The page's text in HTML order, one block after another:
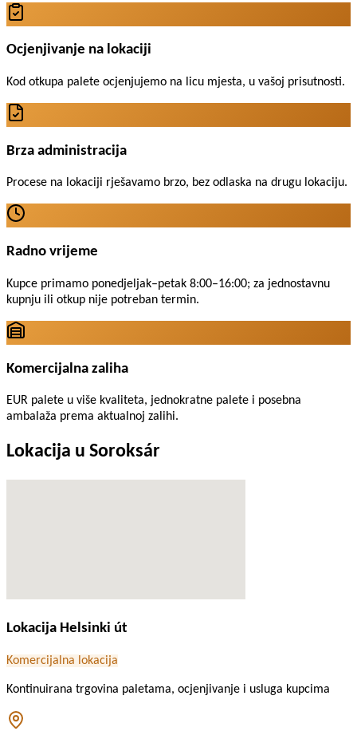
Ocjenjivanje na lokaciji
Kod otkupa palete ocjenjujemo na licu mjesta, u vašoj prisutnosti.
Brza administracija
Procese na lokaciji rješavamo brzo, bez odlaska na drugu lokaciju.
Radno vrijeme
Kupce primamo ponedjeljak–petak 8:00–16:00; za jednostavnu
kupnju ili otkup nije potreban termin.
Komercijalna zaliha
EUR palete u više kvaliteta, jednokratne palete i posebna
ambalaža prema aktualnoj zalihi.
Lokacija u Soroksár
Lokacija Helsinki út
Komercijalna lokacija
Kontinuirana trgovina paletama, ocjenjivanje i usluga kupcima